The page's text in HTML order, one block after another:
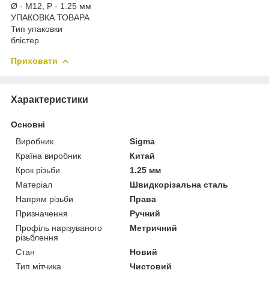
Ø - M12, P - 1.25 мм
УПАКОВКА ТОВАРА
Тип упаковки
блістер
Приховати
Характеристики
Основні
Виробник
Sigma
Країна виробник
Китай
Крок різьби
1.25 мм
Матеріал
Швидкорізальна сталь
Напрям різьби
Права
Призначення
Ручний
Профіль нарізуваного
різьблення
Метричний
Стан
Новий
Тип мітчика
Чистовий